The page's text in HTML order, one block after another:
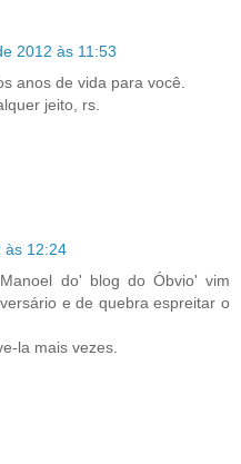
2012 às 11:53
anos de vida para você.
jeito, rs.
às 12:24
do' blog do Óbvio' vim
e de quebra espreitar o
la mais vezes.